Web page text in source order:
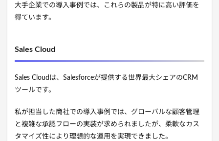
大手企業での導入事例では、これらの製品が特に高い評価を
得ています。
Sales Cloud
Sales Cloudは、Salesforceが提供する世界最大シェアのCRM
ツールです。
私が担当した商社での導入事例では、グローバルな顧客管理
と複雑な承認フローの実装が求められましたが、柔軟なカス
タマイズ性により理想的な運用を実現できました。